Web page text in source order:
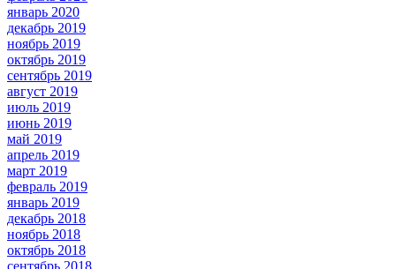
январь 2020
декабрь 2019
ноябрь 2019
октябрь 2019
сентябрь 2019
август 2019
июль 2019
июнь 2019
май 2019
апрель 2019
март 2019
февраль 2019
январь 2019
декабрь 2018
ноябрь 2018
октябрь 2018
сентябрь 2018